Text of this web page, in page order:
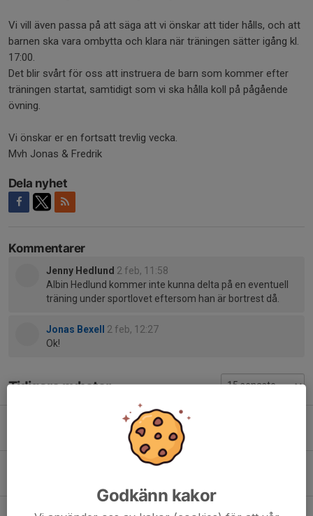
Vi vill även passa på att säga att vi önskar att tider hålls, och att
barnen ska vara ombytta och klara när träningen sätter igång kl.
17:00.
Det blir svårt för oss att instruera de barn som kommer efter
träningen startat, samtidigt som vi ska hålla koll på pågående
övning.
Vi önskar er en fortsatt trevlig vecka.
Mvh Jonas & Fredrik
Dela nyhet
Kommentarer
Jenny Hedlund 2 feb, 11:58
Albin Hedlund kommer inte kunna delta på en eventuell
träning under sportlovet eftersom han är bortrest då.
Jonas Bexell
2 feb, 12:27
Ok!
Tidigare nyheter
Uppdatering inför hösten 2026
0
Snart dags för match
Godkänn kakor